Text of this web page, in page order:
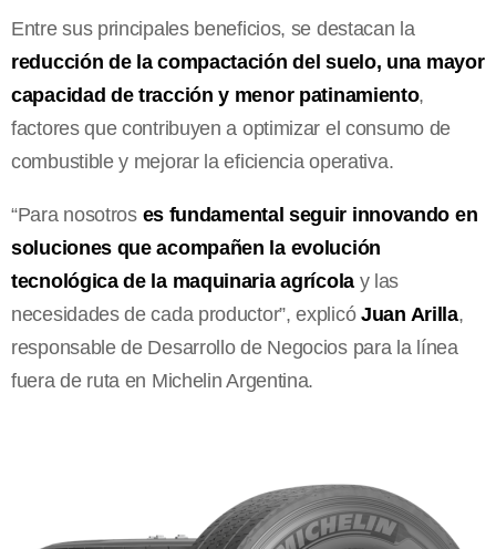
Entre sus principales beneficios, se destacan la
reducción de la compactación del suelo, una mayor
capacidad de tracción y menor patinamiento,
factores que contribuyen a optimizar el consumo de
combustible y mejorar la eficiencia operativa.
“Para nosotros es fundamental seguir innovando en
soluciones que acompañen la evolución
tecnológica de la maquinaria agrícolay las
necesidades de cada productor”, explicóJuan Arilla,
responsable de Desarrollo de Negocios para la línea
fuera de ruta en Michelin Argentina.